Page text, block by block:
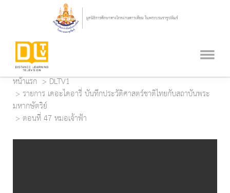
หน้าแรก
DLTV1
รายการ เดอะไดอารี่ บันทึกประวัติศาสตร์ชาติไทยกับสถาบันพระ
มหากษัตริย์
ตอนที่ 47 หมอเจ้าฟ้า